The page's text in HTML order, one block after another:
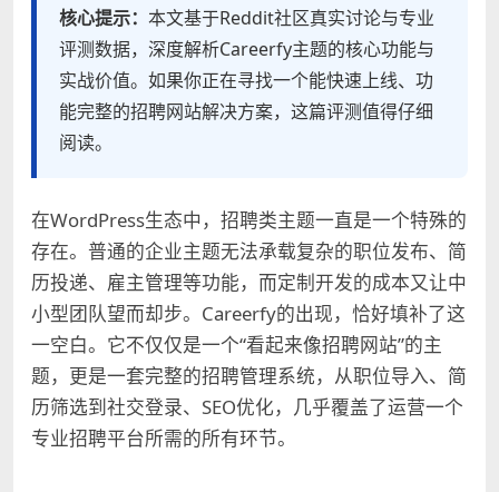
核心提示： 本文基于Reddit社区真实讨论与专业
评测数据，深度解析Careerfy主题的核心功能与
实战价值。如果你正在寻找一个能快速上线、功
能完整的招聘网站解决方案，这篇评测值得仔细
阅读。
在WordPress生态中，招聘类主题一直是一个特殊的
存在。普通的企业主题无法承载复杂的职位发布、简
历投递、雇主管理等功能，而定制开发的成本又让中
小型团队望而却步。Careerfy的出现，恰好填补了这
一空白。它不仅仅是一个“看起来像招聘网站”的主
题，更是一套完整的招聘管理系统，从职位导入、简
历筛选到社交登录、SEO优化，几乎覆盖了运营一个
专业招聘平台所需的所有环节。